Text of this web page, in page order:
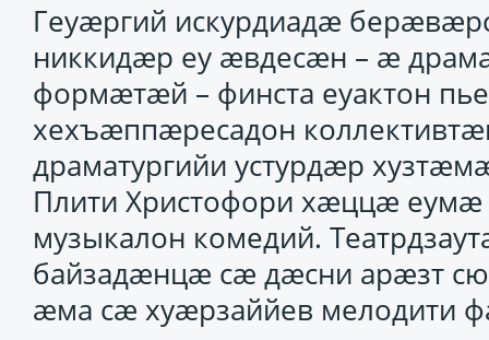
Геуӕргий искурдиадӕ
никкидӕр еу ӕвдесӕн – ӕ
формӕтӕй – финста еуактон
хехъӕппӕресадон
драматургийи устурдӕр
Плити Христофори хӕццӕ
музыкалон комедий.
байзадӕнцӕ сӕ дӕсни арӕзт
ӕма сӕ хуӕрзаййев мелодити